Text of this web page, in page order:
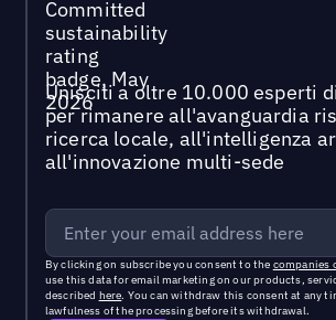
Unisciti a oltre 10.000 esperti
per rimanere all'avanguardia
ricerca locale, all'intelligenza
all'innovazione multi-sede
By clicking on subscribe you consent to the companies
use this data for email marketing on our products,
described here. You can withdraw this consent at any
lawfulness of the processing before its withdrawal.